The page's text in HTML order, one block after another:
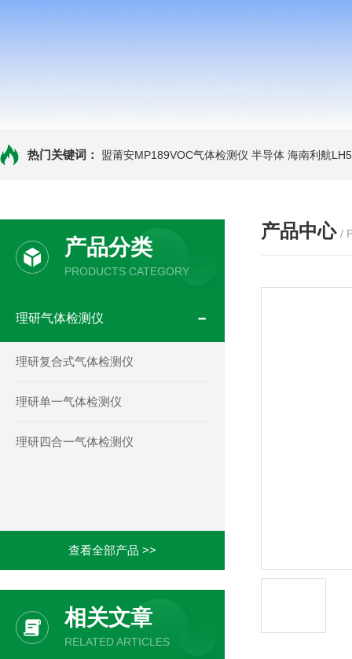
热门关键词： 盟莆安MP189VOC气体检测仪 半导体 海南利航
产品分类
PRODUCTS CATEGORY
理研气体检测仪
理研复合式气体检测仪
理研单一气体检测仪
理研四合一气体检测仪
查看全部产品 >>
相关文章
RELATED ARTICLES
产品中心 /